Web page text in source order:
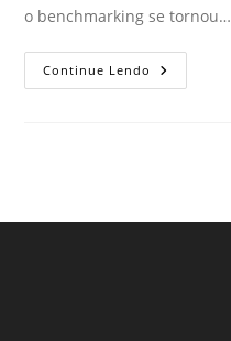
o benchmarking se tornou…
Continue Lendo